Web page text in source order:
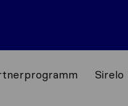
Sirelo